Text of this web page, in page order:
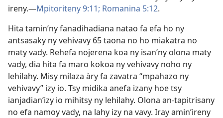
ireny.—Mpitoriteny 9:11; Romanina 5:12.
Hita tamin’ny fanadihadiana natao fa efa ho ny
antsasaky ny vehivavy 65 taona no ho miakatra no
maty vady. Rehefa nojerena koa ny isan’ny olona maty
vady, dia hita fa maro kokoa ny vehivavy noho ny
lehilahy. Misy milaza àry fa zavatra “mpahazo ny
vehivavy” izy io. Tsy midika anefa izany hoe tsy
ianjadian’izy io mihitsy ny lehilahy. Olona an-tapitrisany
no efa namoy vady, na lahy izy na vavy. Iray amin’ireny